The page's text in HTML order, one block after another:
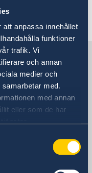
att anpassa innehållet
funktioner
trafik. Vi
och annan
medier och
med.
med annan
eller som de har
en olycka